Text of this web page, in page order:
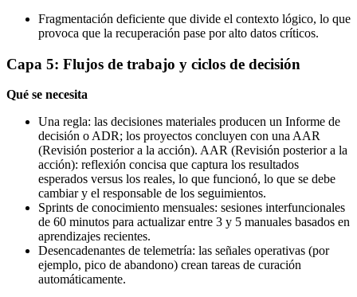
Fragmentación deficiente que divide el contexto lógico, lo que
provoca que la recuperación pase por alto datos críticos.
Capa 5: Flujos de trabajo y ciclos de decisión
Qué se necesita
Una regla: las decisiones materiales producen un Informe de
decisión o ADR; los proyectos concluyen con una AAR
(Revisión posterior a la acción). AAR (Revisión posterior a la
acción): reflexión concisa que captura los resultados
esperados versus los reales, lo que funcionó, lo que se debe
cambiar y el responsable de los seguimientos.
Sprints de conocimiento mensuales: sesiones interfuncionales
de 60 minutos para actualizar entre 3 y 5 manuales basados ​​en
aprendizajes recientes.
Desencadenantes de telemetría: las señales operativas (por
ejemplo, pico de abandono) crean tareas de curación
automáticamente.